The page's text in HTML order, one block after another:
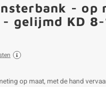
- op
gelijmd KD 8-
op maat, met de hand